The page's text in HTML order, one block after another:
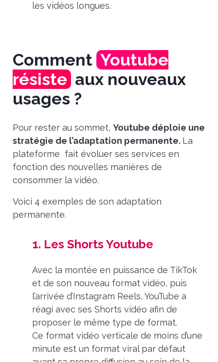
les vidéos longues.
Comment Youtube
résisteaux nouveaux
usages ?
Pour rester au sommet, Youtube déploie une
stratégie de l’adaptation permanente. La
plateforme fait évoluer ses services en
fonction des nouvelles manières de
consommer la vidéo.
Voici 4 exemples de son adaptation
permanente.
1. Les Shorts Youtube
Avec la montée en puissance de TikTok
et de son nouveau format vidéo, puis
l’arrivée d’Instagram Reels, YouTube a
réagi avec ses Shorts vidéo afin de
proposer le même type de format.
Ce format vidéo verticale de moins d’une
minute est un format viral par défaut